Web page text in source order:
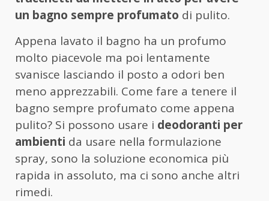
un bagno sempre profumato di pulito.
Appena lavato il bagno ha un profumo
molto piacevole ma poi lentamente
svanisce lasciando il posto a odori ben
meno apprezzabili. Come fare a tenere il
bagno sempre profumato come appena
pulito? Si possono usare i deodoranti per
ambienti da usare nella formulazione
spray, sono la soluzione economica più
rapida in assoluto, ma ci sono anche altri
rimedi.